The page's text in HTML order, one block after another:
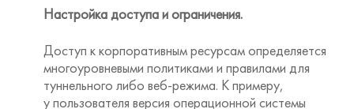
Настройка доступа и ограничения.
Доступ к корпоративным ресурсам определяется
многоуровневыми политиками и правилами для
туннельного либо веб-режима. К примеру,
у пользователя версия операционной системы